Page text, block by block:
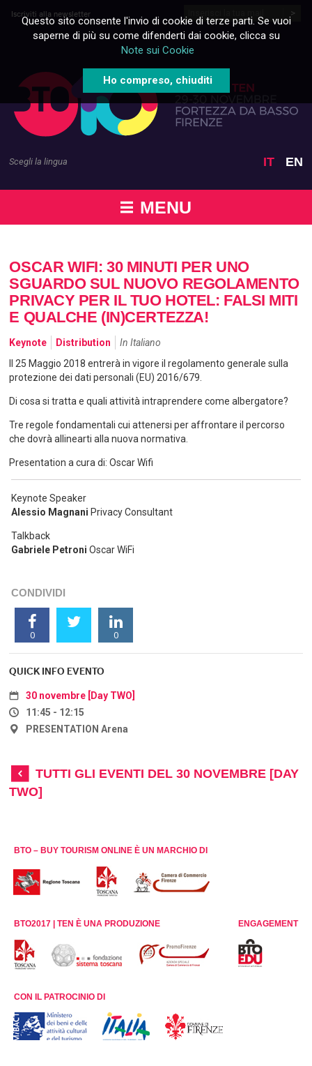
Vai al contenuto
Iscriviti alla newsletter
MENU
Scegli la lingua IT EN
OSCAR WIFI: 30 MINUTI PER UNO
SGUARDO SUL NUOVO REGOLAMENTO
PRIVACY PER IL TUO HOTEL: FALSI MITI
E QUALCHE (IN)CERTEZZA!
Keynote Distribution
In Italiano
Il 25 Maggio 2018 entrerà in vigore il regolamento generale sulla
protezione dei dati personali (EU) 2016/679.
Di cosa si tratta e quali attività intraprendere come albergatore?
Tre regole fondamentali cui attenersi per affrontare il percorso
che dovrà allinearti alla nuova normativa.
Presentation a cura di: Oscar Wifi
Keynote Speaker
Alessio Magnani Privacy Consultant
Talkback
Gabriele Petroni Oscar WiFi
CONDIVIDI
0 0
QUICK INFO EVENTO
30 novembre [Day TWO]
11:45 - 12:15
PRESENTATION Arena
TUTTI GLI EVENTI DEL 30 NOVEMBRE [DAY
TWO]
BTO – BUY TOURISM ONLINE È UN MARCHIO DI
BTO2017 | TEN È UNA PRODUZIONE ENGAGEMENT
CON IL PATROCINIO DI
Questo sito consente l'invio di cookie di terze parti. Se vuoi
saperne di più su come difenderti dai cookie, clicca su
Note sui Cookie
Ho compreso, chiuditi